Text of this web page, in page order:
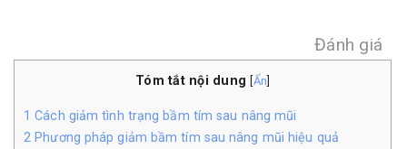
Đánh giá
Tóm tắt nội dung Ẩn
1 Cách giảm tình trạng bầm tím sau nâng mũi
2 Phương pháp giảm bầm tím sau nâng mũi hiệu quả